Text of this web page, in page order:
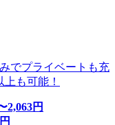
でプライベートも充
も可能！
2,063円
円